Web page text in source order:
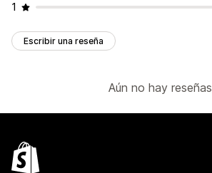
1
Escribir una reseña
Aún no hay reseñas